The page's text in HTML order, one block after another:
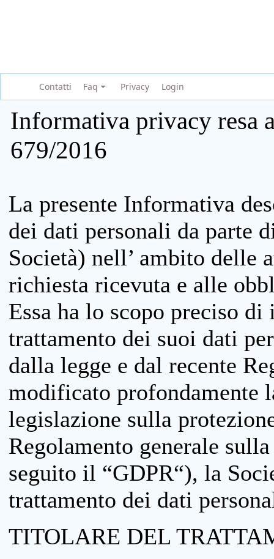
Contatti Faq Privacy Login
Informativa privacy resa
679/2016
La presente Informativa
dei dati personali da parte
Società) nell’ ambito delle
richiesta ricevuta e alle
Essa ha lo scopo preciso
trattamento dei suoi dati
dalla legge e dal recente
modificato profondamente
legislazione sulla
Regolamento generale
seguito il “GDPR“), la
trattamento dei dati
TITOLARE DEL